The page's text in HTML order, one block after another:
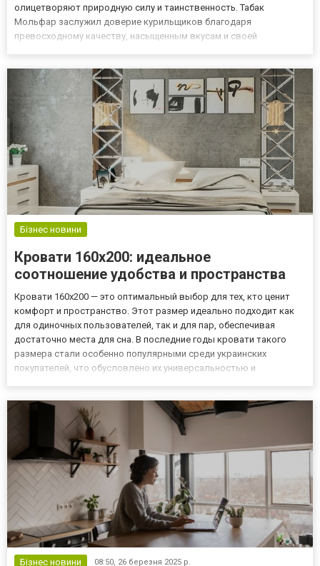
олицетворяют природную силу и таинственность. Табак
Мольфар заслужил доверие курильщиков благодаря
превосходному качеству, насыщенным вкусам и своей
lovers.com/ua/kalyannyj-tabak/m...
Бізнес новини
Кровати 160х200: идеальное
соотношение удобства и пространства
Кровати 160х200 — это оптимальный выбор для тех, кто ценит
комфорт и пространство. Этот размер идеально подходит как
для одиночных пользователей, так и для пар, обеспечивая
достаточно места для сна. В последние годы кровати такого
размера стали особенно популярными среди украинских
покупателей, что обусловлено их универсальностью и
Бізнес новини 08:50, 26 березня 2025 р.